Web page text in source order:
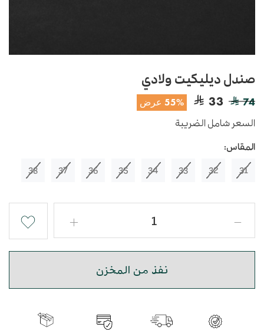
صندل ديليكيت ولادي
74
33 55% عرض
السعر شامل الضريبة
المقاس:
31
32
33
34
35
36
37
38
نفذ من المخزن